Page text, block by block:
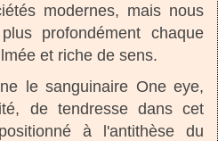
modernes, mais nous
profondément chaque
et riche de sens.
le sanguinaire One eye,
de tendresse dans cet
à l'antithèse du